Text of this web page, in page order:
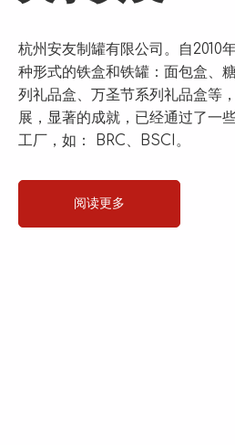
杭州安友制罐有限公司。自2010
种形式的铁盒和铁罐：面包盒、
列礼品盒、万圣节系列礼品盒等
展，显著的成就，已经通过了一
工厂，如： BRC、BSCI。
阅读更多